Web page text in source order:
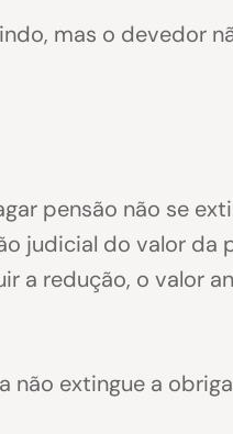
mas o devedor
pensão não se
judicial do valor da
a redução, o valor
extingue a